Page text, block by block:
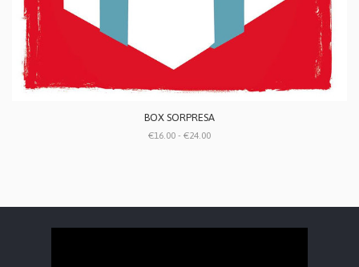
BOX SORPRESA
€16.00 - €24.00